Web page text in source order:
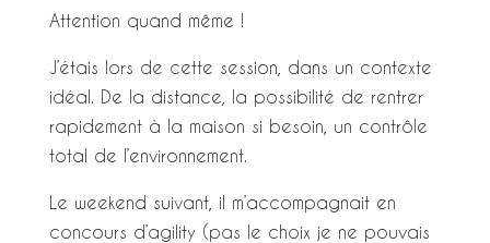
Attention quand même !
J’étais lors de cette session, dans un contexte
idéal. De la distance, la possibilité de rentrer
rapidement à la maison si besoin, un contrôle
total de l’environnement.
Le weekend suivant, il m’accompagnait en
concours d’agility (pas le choix je ne pouvais